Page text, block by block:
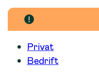
Hopp
Privat
Bedrift